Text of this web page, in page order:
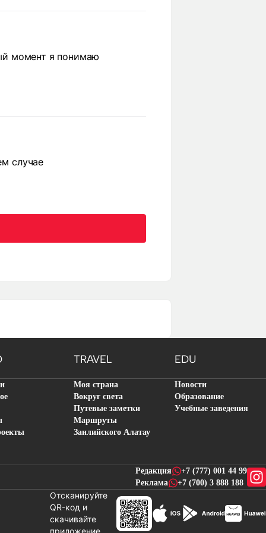
момент я понимаю
случае
TRAVEL EDU
Моя страна
Вокруг света
Путевые заметки
Маршруты
Заилийского Алатау
Новости
Образование
Учебные заведения
Редакция
+7 (777) 001 44 99
Реклама
+7 (700) 3 888 188
Отсканируйте
QR-код и
скачивайте
новостей